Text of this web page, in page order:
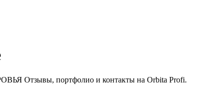
портфолио и контакты на Orbita Profi.